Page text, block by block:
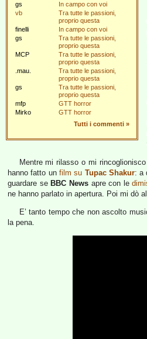
gs
In campo con voi
vb
Tra tutte le passioni,
proprio questa
finelli
In campo con voi
gs
Tra tutte le passioni,
proprio questa
MCP
Tra tutte le passioni,
proprio questa
.mau.
Tra tutte le passioni,
proprio questa
gs
Tra tutte le passioni,
proprio questa
mfp
GTT horror
Mirko
GTT horror
Tutti i commenti »
Mentre mi rilasso o mi
hanno fatto un film su Tupac Shakur: a
guardare se BBC Newsapre con le
ne hanno parlato in apertura. Poi mi dò
E’ tanto tempo che non ascolto
la pena.